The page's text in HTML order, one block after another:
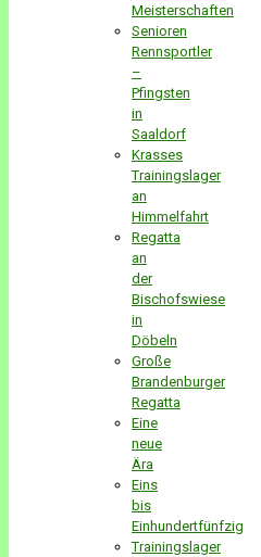
Meisterschaften
Senioren
Rennsportler
–
Pfingsten
in
Saaldorf
Krasses
Trainingslager
an
Himmelfahrt
Regatta
an
der
Bischofswiese
in
Döbeln
Große
Brandenburger
Regatta
Eine
neue
Ära
Eins
bis
Einhundertfünfzig
Trainingslager